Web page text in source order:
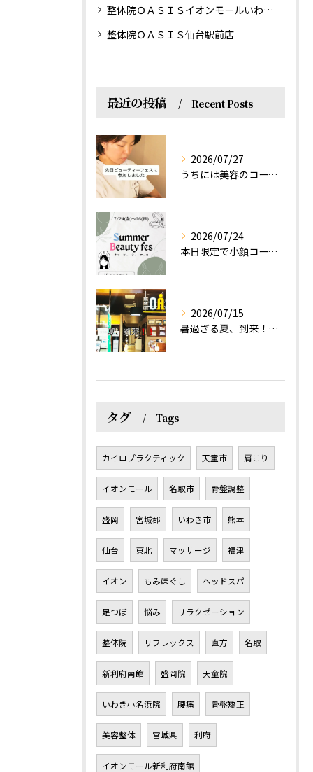
整体院ＯＡＳＩＳイオンモールいわき小名浜院
整体院ＯＡＳＩＳ仙台駅前店
最近の投稿 Recent Posts
2026/07/27
うちには美容のコースもあるって伝えなきゃ！えっほっえxty
2026/07/24
本日限定で小顔コース体験(ワンコイン)実施します！
2026/07/15
暑過ぎる夏、到来！だるさを感じる方は、結構不足！？
タグ Tags
カイロプラクティック 天童市 肩こり
イオンモール 名取市 骨盤調整
盛岡 宮城郡 いわき市 熊本
仙台 東北 マッサージ 福津
イオン もみほぐし ヘッドスパ
足つぼ 悩み リラクゼーション
整体院 リフレックス 直方 名取
新利府南館 盛岡院 天童院
いわき小名浜院 腰痛 骨盤矯正
美容整体 宮城県 利府
イオンモール新利府南館